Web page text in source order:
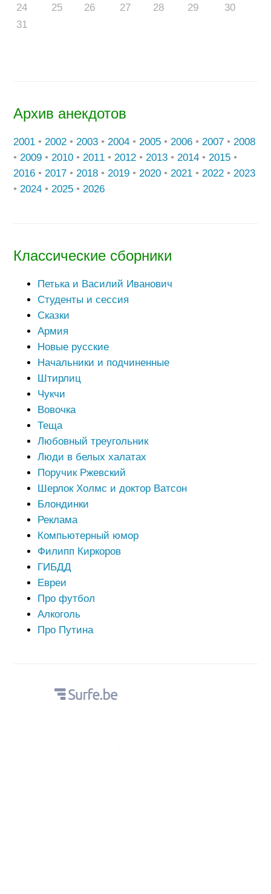
24
25 26 27 28 29
30
31
Архив анекдотов
2001 • 2002 • 2003 • 2004 • 2005 • 2006 • 2007 • 2008
• 2009 • 2010 • 2011 • 2012 • 2013 • 2014 • 2015 •
2016 • 2017 • 2018 • 2019 • 2020 • 2021 • 2022 • 2023
• 2024 • 2025 • 2026
Классические сборники
Петька и Василий Иванович
Студенты и сессия
Сказки
Армия
Новые русские
Начальники и подчиненные
Штирлиц
Чукчи
Вовочка
Теща
Любовный треугольник
Люди в белых халатах
Поручик Ржевский
Шерлок Холмс и доктор Ватсон
Блондинки
Реклама
Компьютерный юмор
Филипп Киркоров
ГИБДД
Евреи
Про футбол
Алкоголь
Про Путина